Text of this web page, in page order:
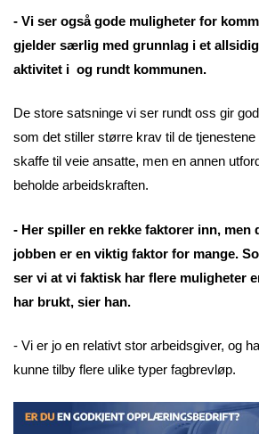
- Vi ser også gode muligheter for
gjelder særlig med grunnlag i et
aktivitet i og rundt kommunen.
De store satsninge vi ser rundt oss gir
som det stiller større krav til de
skaffe til veie ansatte, men en annen
beholde arbeidskraften.
- Her spiller en rekke faktorer inn, men
jobben er en viktig faktor for mange.
ser vi at vi faktisk har flere muligheter
har brukt, sier han.
- Vi er jo en relativt stor arbeidsgiver, og
kunne tilby flere ulike typer fagbrevløp.